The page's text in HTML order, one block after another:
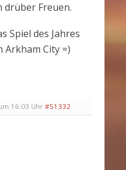
drüber Freuen.
Spiel des Jahres
Arkham City =)
16:03 Uhr #51332